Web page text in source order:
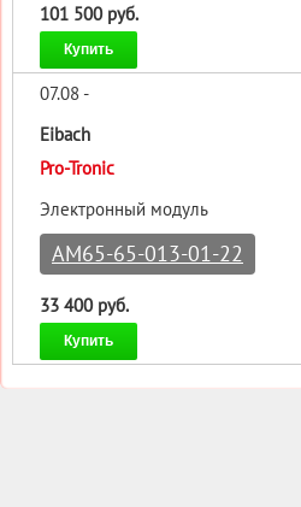
101 500 руб.
Купить
07.08 -
Eibach
Pro-Tronic
Электронный модуль
AM65-65-013-01-22
33 400 руб.
Купить